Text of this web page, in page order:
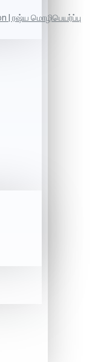
| ரஷ்ய மொழிபெயர்ப்பு